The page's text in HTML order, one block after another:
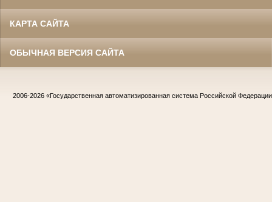
КАРТА САЙТА
ОБЫЧНАЯ ВЕРСИЯ САЙТА
2006-2026 «Государственная автоматизированная система Российской